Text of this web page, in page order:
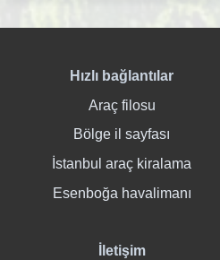
Hızlı bağlantılar
Araç filosu
Bölge il sayfası
İstanbul araç kiralama
Esenboğa havalimanı
İletişim